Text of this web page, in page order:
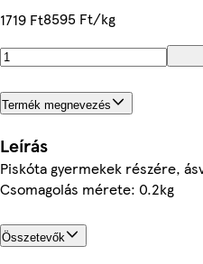
1719 Ft8595 Ft/kg
Termék megnevezés
Leírás
Piskóta gyermekek részére,
Csomagolás mérete: 0.2kg
Összetevők